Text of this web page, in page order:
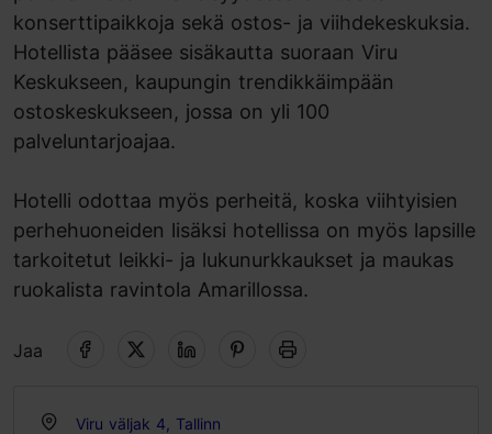
konserttipaikkoja sekä ostos- ja viihdekeskuksia.
Hotellista pääsee sisäkautta suoraan Viru
Keskukseen, kaupungin trendikkäimpään
ostoskeskukseen, jossa on yli 100
palveluntarjoajaa.
Hotelli odottaa myös perheitä, koska viihtyisien
perhehuoneiden lisäksi hotellissa on myös lapsille
tarkoitetut leikki- ja lukunurkkaukset ja maukas
ruokalista ravintola Amarillossa.
Jaa
Viru väljak 4, Tallinn